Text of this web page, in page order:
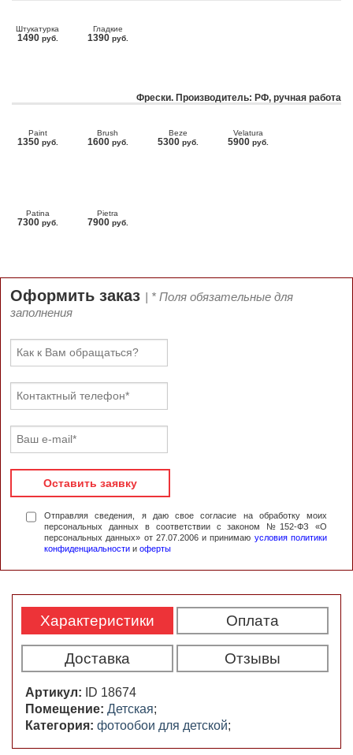
Штукатурка
1490 руб.
Гладкие
1390 руб.
Фрески. Производитель: РФ, ручная работа
Paint
1350 руб.
Brush
1600 руб.
Beze
5300 руб.
Velatura
5900 руб.
Patina
7300 руб.
Pietra
7900 руб.
Оформить заказ | * Поля обязательные для
заполнения
Оставить заявку
Отправляя сведения, я даю свое согласие на обработку моих
персональных данных в соответствии с законом №152-ФЗ «О
персональных данных» от 27.07.2006 и принимаю условия политики
конфиденциальности и оферты
Характеристики Оплата
Доставка Отзывы
Артикул:
ID 18674
Помещение: Детская;
Категория: фотообои для детской;